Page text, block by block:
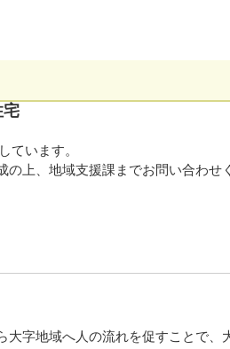
宅
ています。
の上、地域支援課までお問い合わせ
大字地域へ人の流れを促すことで、